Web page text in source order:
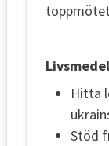
Hitta
Stöd